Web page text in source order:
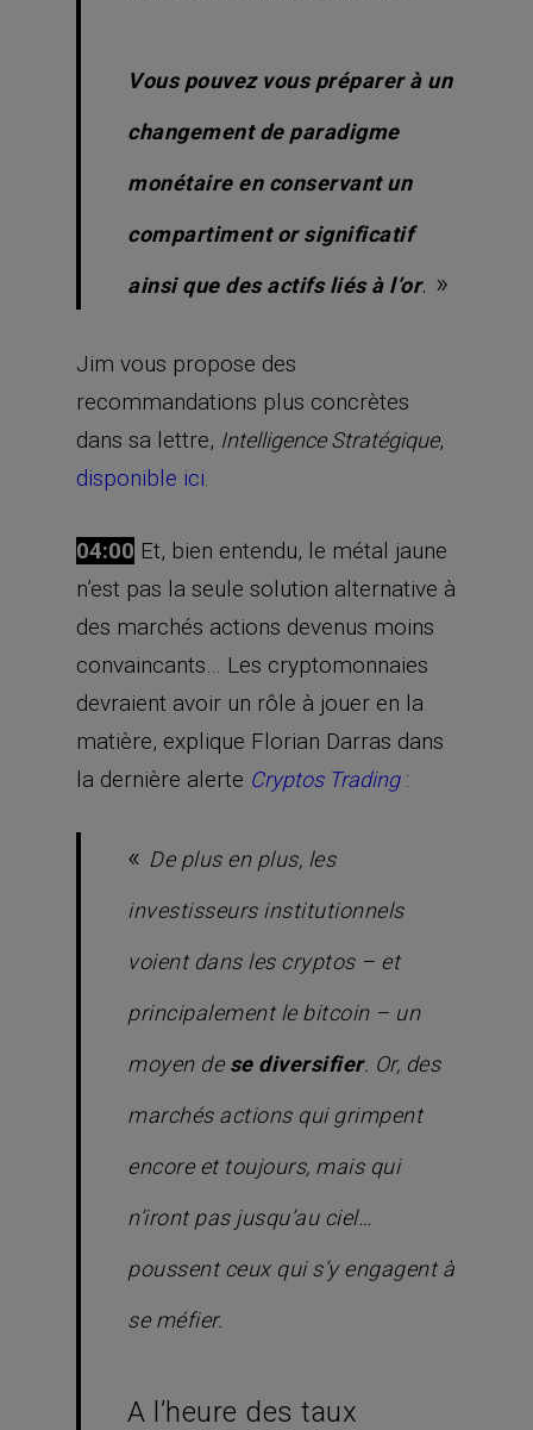
Vous pouvez vous préparer à un
changement de paradigme
monétaire en conservant un
compartiment or significatif
ainsi que des actifs liés à l’or. »
Jim vous propose des
recommandations plus concrètes
dans sa lettre, Intelligence Stratégique,
disponible ici.
04:00 Et, bien entendu, le métal jaune
n’est pas la seule solution alternative à
des marchés actions devenus moins
convaincants… Les cryptomonnaies
devraient avoir un rôle à jouer en la
matière, explique Florian Darras dans
la dernière alerte Cryptos Trading:
« De plus en plus, les
investisseurs institutionnels
voient dans les cryptos – et
principalement le bitcoin – un
moyen de se diversifier. Or, des
marchés actions qui grimpent
encore et toujours, mais qui
n’iront pas jusqu’au ciel…
poussent ceux qui s’y engagent à
se méfier.
A l’heure des taux